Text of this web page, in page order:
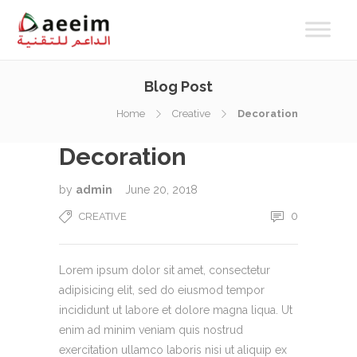
Blog Post
Home Creative Decoration
Decoration
by admin June 20, 2018
CREATIVE 0
Lorem ipsum dolor sit amet, consectetur
adipisicing elit, sed do eiusmod tempor
incididunt ut labore et dolore magna liqua. Ut
enim ad minim veniam quis nostrud
exercitation ullamco laboris nisi ut aliquip ex